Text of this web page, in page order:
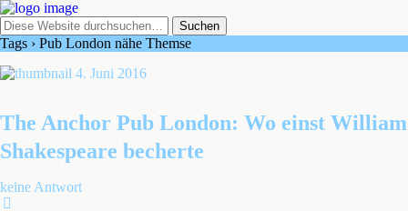
Tags › Pub London nähe Themse
4. Juni 2016
The Anchor Pub London: Wo einst William
Shakespeare becherte
keine Antwort